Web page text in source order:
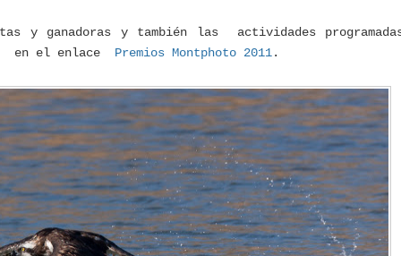
y ganadoras y también las actividades
en el enlace Premios Montphoto 2011.